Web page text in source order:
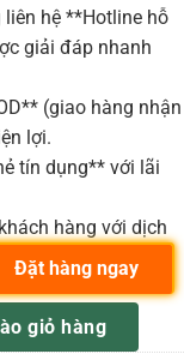
hệ **Hotline hỗ
giải đáp nhanh
(giao hàng nhận
lợi.
tín dụng** với lãi
hàng với dịch
rộng 16 vùng ra số lượng
giỏ hàng
Đặt hàng ngay